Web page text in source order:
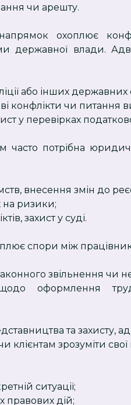
чи арешту.
охоплює
державної влади.
або інших державних
конфлікти чи питання
у перевірках
часто потрібна
внесення змін до
на ризики;
захист у суді.
спори між
звільнення чи
оформлення
та захисту,
клієнтам зрозуміти
ситуації;
правових дій;